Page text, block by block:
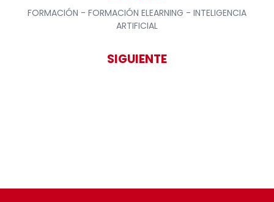
FORMACIÓN - FORMACIÓN ELEARNING - INTELIGENCIA
ARTIFICIAL
SIGUIENTE